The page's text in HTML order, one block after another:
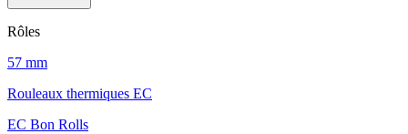
Rôles
57 mm
Rouleaux thermiques EC
EC Bon Rolls